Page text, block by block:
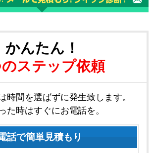
かんたん！
ステップ依頼
時間を選ばずに発生致します。
た時はすぐにお電話を。
話で簡単見積もり